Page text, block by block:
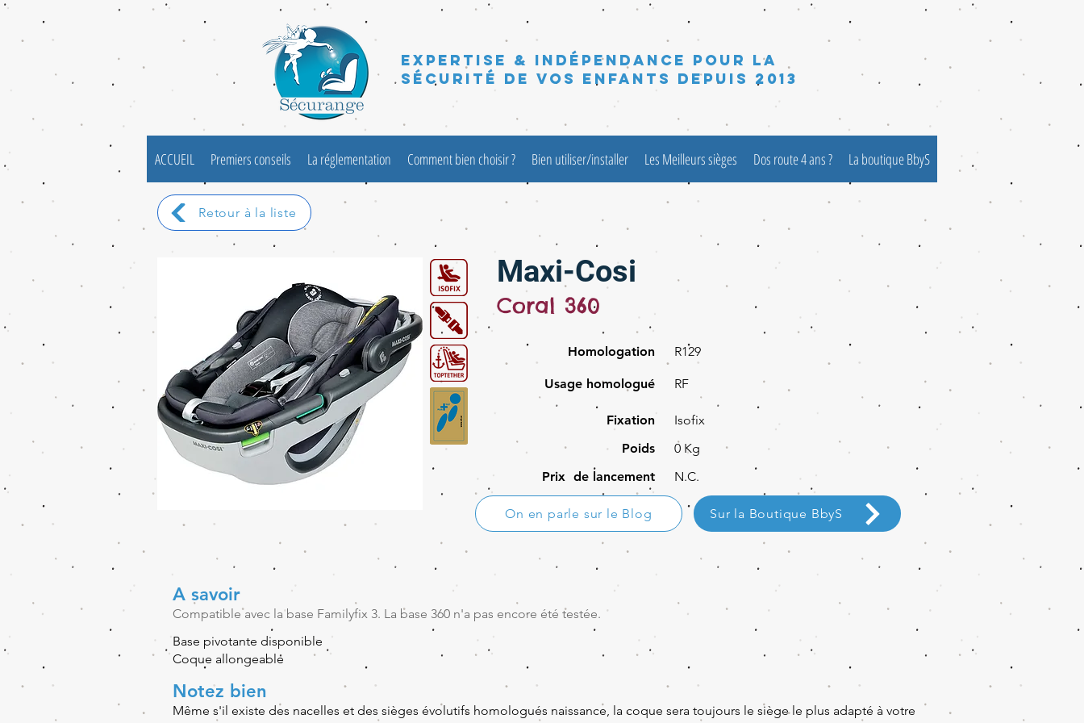
Expertise & Indépendance pour la
sécurité de vos enfants depuis 2013
ACCUEIL Premiers conseils La réglementation Comment bien choisir ? Bien utiliser/installer Les Meilleurs sièges Dos route 4 ans ? La boutique BbyS
Retour à la liste
Maxi-Cosi
Coral 360
Homologation R129
Usage homologué RF
Fixation
Isofix
Poids
0 Kg
Prix de lancement
N.C.
On en parle sur le Blog Sur la Boutique BbyS
A savoir
Compatible avec la base Familyfix 3. La base 360 n'a pas encore été testée.
Base pivotante disponible
Coque allongeable
Notez bien
Même s'il existe des nacelles et des sièges évolutifs homologués naissance, la coque sera toujours le siège le plus adapté à votre